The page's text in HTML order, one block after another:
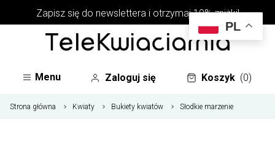
Zapisz się do newslettera i otrzymaj 10% zniżki!
Menu Zaloguj się Koszyk (0)
Strona główna Kwiaty Bukiety kwiatów Słodkie marzenie
PL